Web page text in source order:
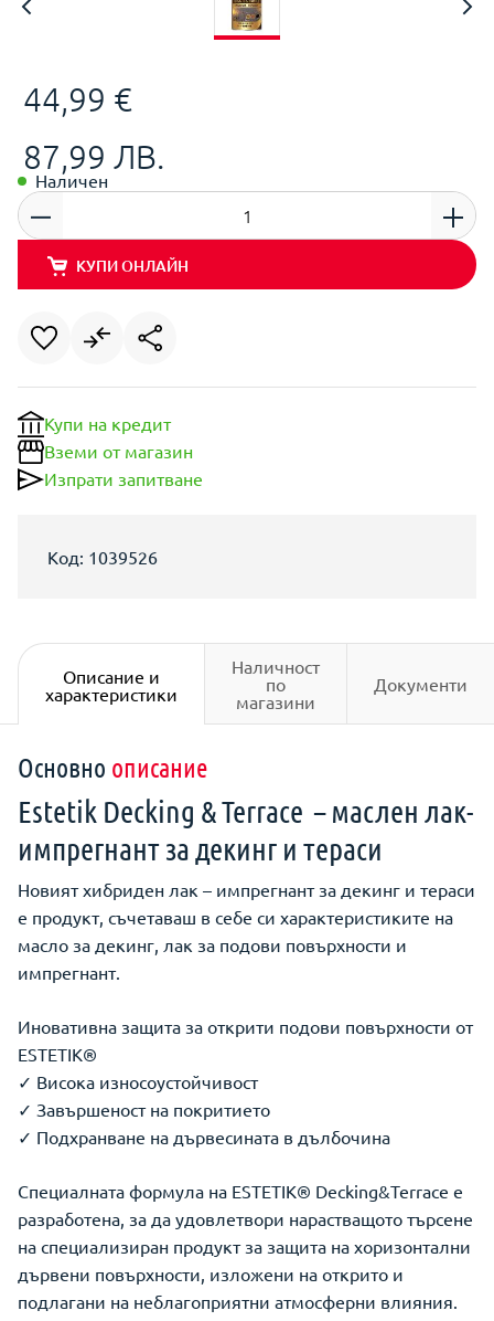
44,99 €
87,99 ЛВ.
Наличен
КУПИ ОНЛАЙН
Купи на кредит
Вземи от магазин
Изпрати запитване
Код: 1039526
Описание и
характеристики
Наличност
по
магазини
Документи
Основно описание
Estetik Decking & Terrace – маслен лак-
импрегнант за декинг и тераси
Новият хибриден лак – импрегнант за декинг и тераси
е продукт, съчетаваш в себе си характеристиките на
масло за декинг, лак за подови повърхности и
импрегнант.
Иновативна защита за открити подови повърхности от
ESTETIK®
✓ Висока износоустойчивост
✓ Завършеност на покритието
✓ Подхранване на дървесината в дълбочина
Специалната формула на ESTETIK® Decking&Terrace е
разработена, за да удовлетвори нарастващото търсене
на специализиран продукт за защита на хоризонтални
дървени повърхности, изложени на открито и
подлагани на неблагоприятни атмосферни влияния.